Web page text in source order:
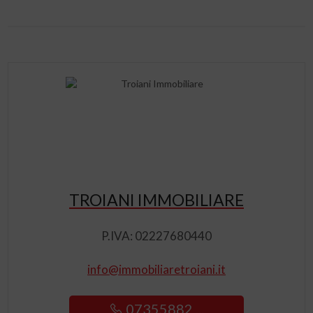
TROIANI IMMOBILIARE
P.IVA: 02227680440
info@immobiliaretroiani.it
07355882 ...